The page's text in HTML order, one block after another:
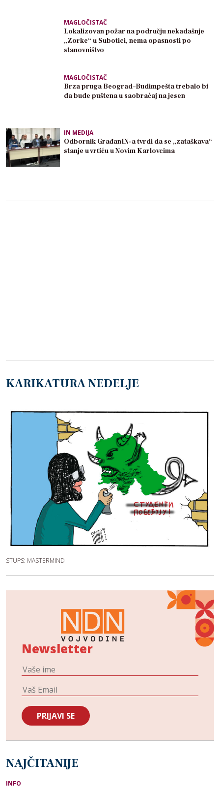
MAGLOČISTAČ
Lokalizovan požar na području nekadašnje
„Zorke“ u Subotici, nema opasnosti po
stanovništvo
MAGLOČISTAČ
Brza pruga Beograd–Budimpešta trebalo bi
da bude puštena u saobraćaj na jesen
IN MEDIJA
Odbornik GrađanIN-a tvrdi da se „zataškava“
stanje u vrtiću u Novim Karlovcima
KARIKATURA NEDELJE
STUPS: MASTERMIND
Newsletter
NAJČITANIJE
INFO